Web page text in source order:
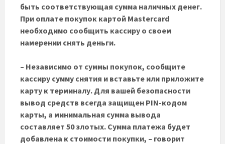
быть соответствующая сумма наличных денег.
При оплате покупок картой Mastercard
необходимо сообщить кассиру о своем
намерении снять деньги.
– Независимо от суммы покупок, сообщите
кассиру сумму снятия и вставьте или приложите
карту к терминалу. Для вашей безопасности
вывод средств всегда защищен PIN-кодом
карты, а минимальная сумма вывода
составляет 50 злотых. Сумма платежа будет
добавлена ​​к стоимости покупки, – говорит